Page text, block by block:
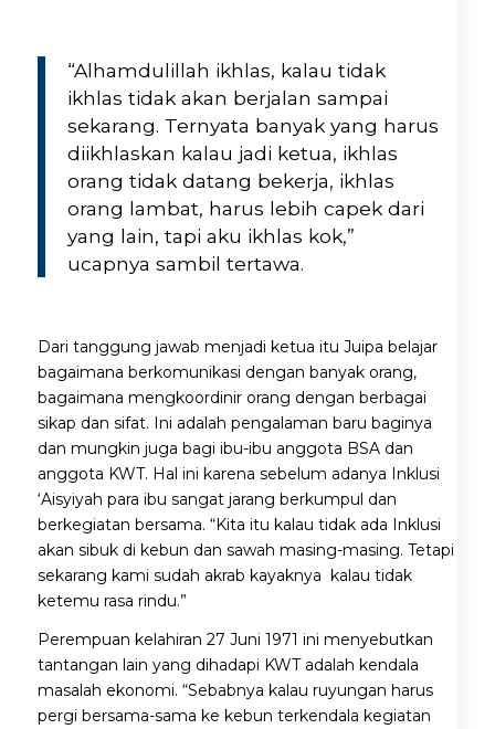
“Alhamdulillah ikhlas, kalau tidak
ikhlas tidak akan berjalan sampai
sekarang. Ternyata banyak yang harus
diikhlaskan kalau jadi ketua, ikhlas
orang tidak datang bekerja, ikhlas
orang lambat, harus lebih capek dari
yang lain, tapi aku ikhlas kok,”
ucapnya sambil tertawa.
Dari tanggung jawab menjadi ketua itu Juipa belajar
bagaimana berkomunikasi dengan banyak orang,
bagaimana mengkoordinir orang dengan berbagai
sikap dan sifat. Ini adalah pengalaman baru baginya
dan mungkin juga bagi ibu-ibu anggota BSA dan
anggota KWT. Hal ini karena sebelum adanya Inklusi
‘Aisyiyah para ibu sangat jarang berkumpul dan
berkegiatan bersama. “Kita itu kalau tidak ada Inklusi
akan sibuk di kebun dan sawah masing-masing. Tetapi
sekarang kami sudah akrab kayaknya kalau tidak
ketemu rasa rindu.”
Perempuan kelahiran 27 Juni 1971 ini menyebutkan
tantangan lain yang dihadapi KWT adalah kendala
masalah ekonomi. “Sebabnya kalau ruyungan harus
pergi bersama-sama ke kebun terkendala kegiatan